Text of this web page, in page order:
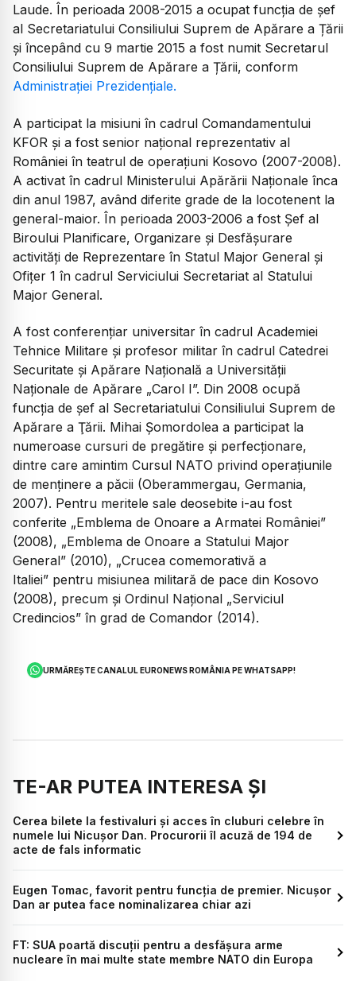
Laude. În perioada 2008-2015 a ocupat funcția de șef
al Secretariatului Consiliului Suprem de Apărare a Țării
și începând cu 9 martie 2015 a fost numit Secretarul
Consiliului Suprem de Apărare a Țării, conform
Administrației Prezidențiale.
A participat la misiuni în cadrul Comandamentului
KFOR şi a fost senior naţional reprezentativ al
României în teatrul de operaţiuni Kosovo (2007-2008).
A activat în cadrul Ministerului Apărării Naţionale înca
din anul 1987, având diferite grade de la locotenent la
general-maior. În perioada 2003-2006 a fost Şef al
Biroului Planificare, Organizare şi Desfăşurare
activităţi de Reprezentare în Statul Major General şi
Ofiţer 1 în cadrul Serviciului Secretariat al Statului
Major General.
A fost conferenţiar universitar în cadrul Academiei
Tehnice Militare şi profesor militar în cadrul Catedrei
Securitate şi Apărare Naţională a Universității
Naţionale de Apărare „Carol I”. Din 2008 ocupă
funcţia de şef al Secretariatului Consiliului Suprem de
Apărare a Ţării. Mihai Şomordolea a participat la
numeroase cursuri de pregătire şi perfecţionare,
dintre care amintim Cursul NATO privind operaţiunile
de menţinere a păcii (Oberammergau, Germania,
2007). Pentru meritele sale deosebite i-au fost
conferite „Emblema de Onoare a Armatei României”
(2008), „Emblema de Onoare a Statului Major
General” (2010), „Crucea comemorativă a
Italiei” pentru misiunea militară de pace din Kosovo
(2008), precum şi Ordinul Naţional „Serviciul
Credincios” în grad de Comandor (2014).
URMĂREȘTE CANALUL EURONEWS ROMÂNIA PE WHATSAPP!
TE-AR PUTEA INTERESA ȘI
Cerea bilete la festivaluri și acces în cluburi celebre în
numele lui Nicușor Dan. Procurorii îl acuză de 194 de
acte de fals informatic
Eugen Tomac, favorit pentru funcția de premier. Nicușor
Dan ar putea face nominalizarea chiar azi
FT: SUA poartă discuții pentru a desfășura arme
nucleare în mai multe state membre NATO din Europa